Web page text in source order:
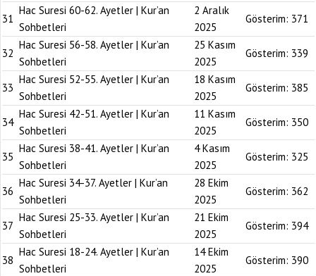
31
Hac Suresi 60-62. Ayetler | Kur’an
Sohbetleri
2 Aralık
2025
Gösterim: 371
32
Hac Suresi 56-58. Ayetler | Kur’an
Sohbetleri
25 Kasım
2025
Gösterim: 339
33
Hac Suresi 52-55. Ayetler | Kur’an
Sohbetleri
18 Kasım
2025
Gösterim: 385
34
Hac Suresi 42-51. Ayetler | Kur’an
Sohbetleri
11 Kasım
2025
Gösterim: 350
35
Hac Suresi 38-41. Ayetler | Kur’an
Sohbetleri
4 Kasım
2025
Gösterim: 325
36
Hac Suresi 34-37. Ayetler | Kur’an
Sohbetleri
28 Ekim
2025
Gösterim: 362
37
Hac Suresi 25-33. Ayetler | Kur’an
Sohbetleri
21 Ekim
2025
Gösterim: 394
38
Hac Suresi 18-24. Ayetler | Kur’an
Sohbetleri
14 Ekim
2025
Gösterim: 390